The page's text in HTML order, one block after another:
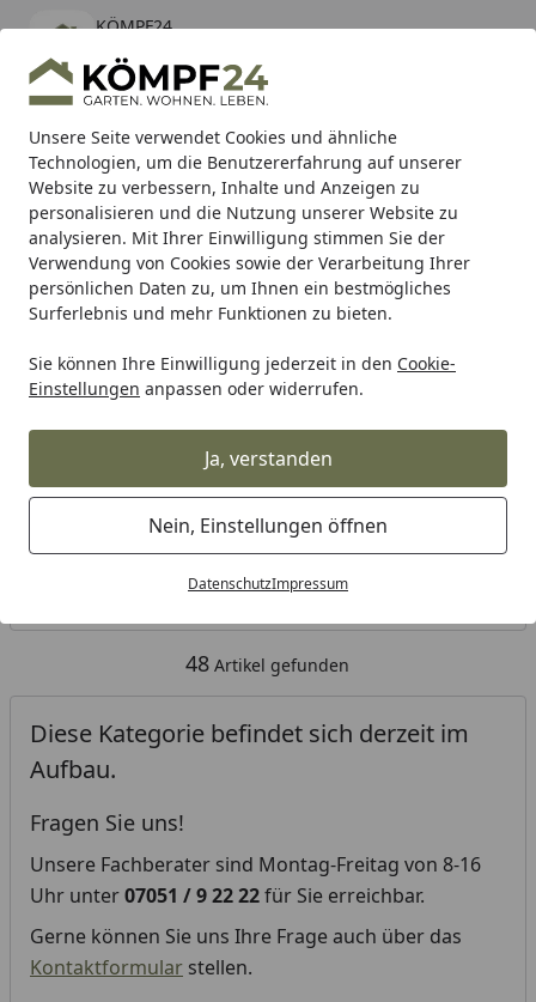
Unsere Seite verwendet Cookies und ähnliche
Technologien, um die Benutzererfahrung auf unserer
Website zu verbessern, Inhalte und Anzeigen zu
personalisieren und die Nutzung unserer Website zu
analysieren. Mit Ihrer Einwilligung stimmen Sie der
Verwendung von Cookies sowie der Verarbeitung Ihrer
persönlichen Daten zu, um Ihnen ein bestmögliches
Surferlebnis und mehr Funktionen zu bieten.
Sie können Ihre Einwilligung jederzeit in den Cookie-
Einstellungen anpassen oder widerrufen.
Ja, verstanden
Nein, Einstellungen öffnen
DatenschutzImpressum
KÖMPF24
kostenlos - Im App Store
Hotline
Alle Produkte
Mein Konto
Suchen
Karibu Pools inkl. gratis Sandfilteranlage & Pool-
Starterset (Gesamtwert bis 468,99€)
Startseite
Garten Beete & Pflanzengefäße Hochbeet Hochbeete
Hochbeete unter 250 Euro
Ihre Artikelübersicht
Kategorien
48 Artikel gefunden
Diese Kategorie befindet sich derzeit im
Aufbau.
Fragen Sie uns!
Unsere Fachberater sind Montag-Freitag von 8-16
Uhr unter07051 / 9 22 22für Sie erreichbar.
Gerne können Sie uns Ihre Frage auch über das
Kontaktformular stellen.